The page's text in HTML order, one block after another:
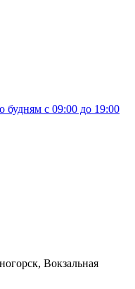
будням c 09:00 до 19:00
Вокзальная